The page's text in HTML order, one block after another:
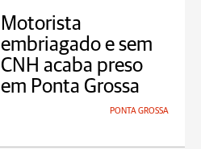
Motorista
embriagado e sem
CNH acaba preso
em Ponta Grossa
PONTA GROSSA